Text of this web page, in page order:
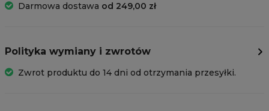
Darmowa dostawa od 249,00 zł
Polityka wymiany i zwrotów
Zwrot produktu do 14 dni od otrzymania przesyłki.